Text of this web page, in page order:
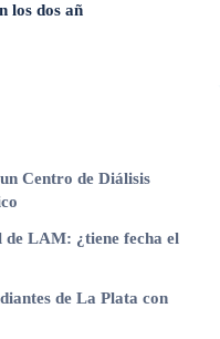
los dos añ
Centro de Diálisis
LAM: ¿tiene fecha el
de La Plata con